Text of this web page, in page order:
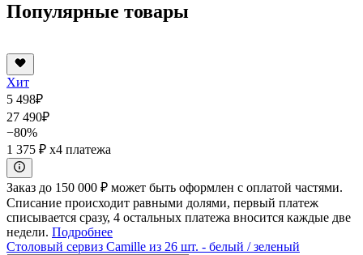
Популярные товары
Хит
5 498₽
27 490₽
−80%
1 375 ₽ x4 платежа
Заказ до 150 000 ₽ может быть оформлен с оплатой частями.
Списание происходит равными долями, первый платеж
списывается сразу, 4 остальных платежа вносится каждые две
недели. Подробнее
Столовый сервиз Camille из 26 шт. - белый / зеленый